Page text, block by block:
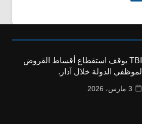
TBI يوقف استقطاع أقساط القروض
لموظفي الدولة خلال آذار.
3 مارس، 2026